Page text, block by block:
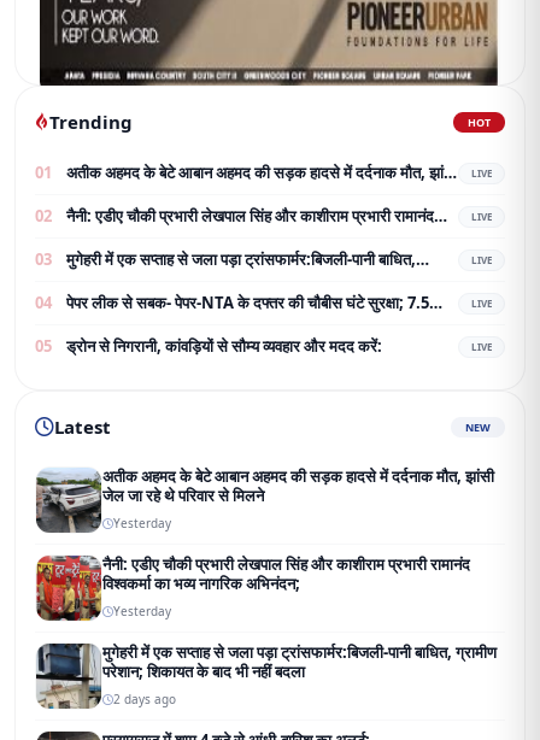
Trending HOT
01
अतीक अहमद के बेटे आबान अहमद की सड़क हादसे में दर्दनाक मौत, झांसी
LIVE
02
नैनी: एडीए चौकी प्रभारी लेखपाल सिंह और काशीराम प्रभारी रामानंद
LIVE
03
मुगेहरी में एक सप्ताह से जला पड़ा ट्रांसफार्मर:बिजली-पानी बाधित,
LIVE
04
पेपर लीक से सबक- पेपर-NTA के दफ्तर की चौबीस घंटे सुरक्षा; 7.5
LIVE
05 ड्रोन से निगरानी, कांवड़ियों से सौम्य व्यवहार और मदद करें: LIVE
Latest NEW
अतीक अहमद के बेटे आबान अहमद की सड़क हादसे में दर्दनाक मौत, झांसी
जेल जा रहे थे परिवार से मिलने
Yesterday
नैनी: एडीए चौकी प्रभारी लेखपाल सिंह और काशीराम प्रभारी रामानंद
विश्वकर्मा का भव्य नागरिक अभिनंदन;
Yesterday
मुगेहरी में एक सप्ताह से जला पड़ा ट्रांसफार्मर:बिजली-पानी बाधित, ग्रामीण
परेशान; शिकायत के बाद भी नहीं बदला
2 days ago